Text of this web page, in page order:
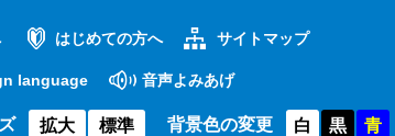
はじめての方へ サイトマップ
language 音声よみあげ
拡大 標準 背景色の変更 白 黒 青